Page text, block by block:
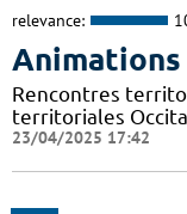
relevance:
Rencontres
territoriales
23/04/2025 17:42